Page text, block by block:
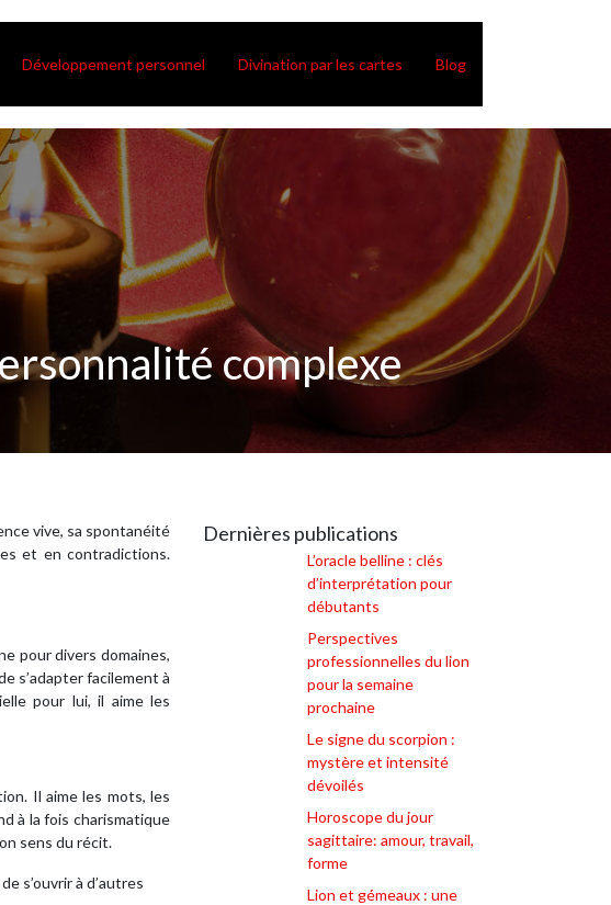
Développement personnel Divination par les cartes Blog
complexe
vive, sa spontanéité
et en contradictions.
pour divers domaines,
s’adapter facilement à
pour lui, il aime les
Il aime les mots, les
à la fois charismatique
sens du récit.
s’ouvrir à d’autres
Dernières publications
L’oracle belline : clés
d’interprétation pour
débutants
Perspectives
professionnelles du lion
pour la semaine
prochaine
Le signe du scorpion :
mystère et intensité
dévoilés
Horoscope du jour
sagittaire: amour, travail,
forme
Lion et gémeaux : une